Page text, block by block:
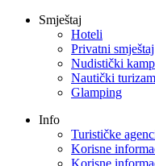
Smještaj
Hoteli
Privatni smještaj
Nudistički kamp
Nautički turizam
Glamping
Info
Turističke
Korisne
Korisne